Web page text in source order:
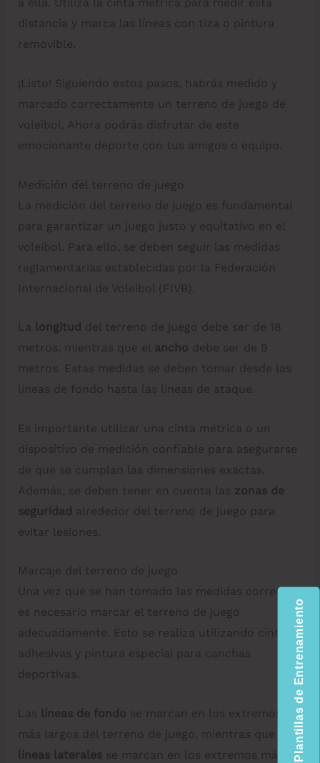
a ella. Utiliza la cinta métrica para medir esta
distancia y marca las líneas con tiza o pintura
removible.
¡Listo! Siguiendo estos pasos, habrás medido y
marcado correctamente un terreno de juego de
voleibol. Ahora podrás disfrutar de este
emocionante deporte con tus amigos o equipo.
Medición del terreno de juego
La medición del terreno de juego es fundamental
para garantizar un juego justo y equitativo en el
voleibol. Para ello, se deben seguir las medidas
reglamentarias establecidas por la Federación
Internacional de Voleibol (FIVB).
La longitud del terreno de juego debe ser de 18
metros, mientras que el ancho debe ser de 9
metros. Estas medidas se deben tomar desde las
líneas de fondo hasta las líneas de ataque.
Es importante utilizar una cinta métrica o un
dispositivo de medición confiable para asegurarse
de que se cumplan las dimensiones exactas.
Además, se deben tener en cuenta las zonas de
seguridad alrededor del terreno de juego para
evitar lesiones.
Marcaje del terreno de juego
Una vez que se han tomado las medidas correctas,
es necesario marcar el terreno de juego
adecuadamente. Esto se realiza utilizando cintas
adhesivas y pintura especial para canchas
deportivas.
Las líneas de fondo se marcan en los extremos
más largos del terreno de juego, mientras que las
líneas lateralesse marcan en los extremos más
Plantillas de Entrenamiento